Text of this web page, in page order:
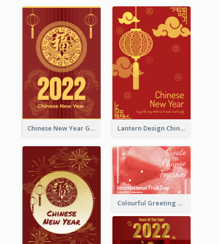
Chinese New Year Greeting Card With Dragon Decorations Lantern Design Chinese New Year Greeting Card
Colourful Greeting Card For International Fruit Day 2021